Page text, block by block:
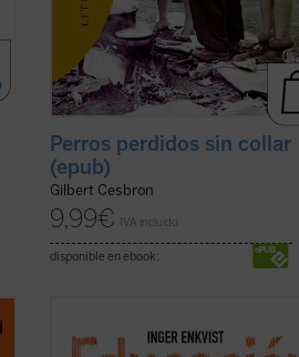
Perros perdidos sin collar
(epub)
Gilbert Cesbron
9,99€ IVA incluido
disponible en ebook: